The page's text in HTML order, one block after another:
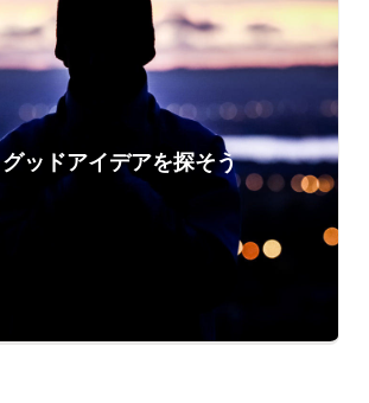
グッドアイデアを探そう